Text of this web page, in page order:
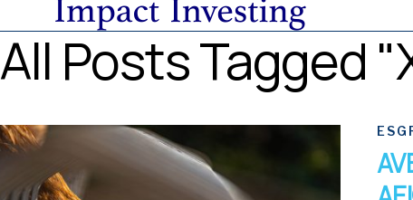
All Posts Tagged